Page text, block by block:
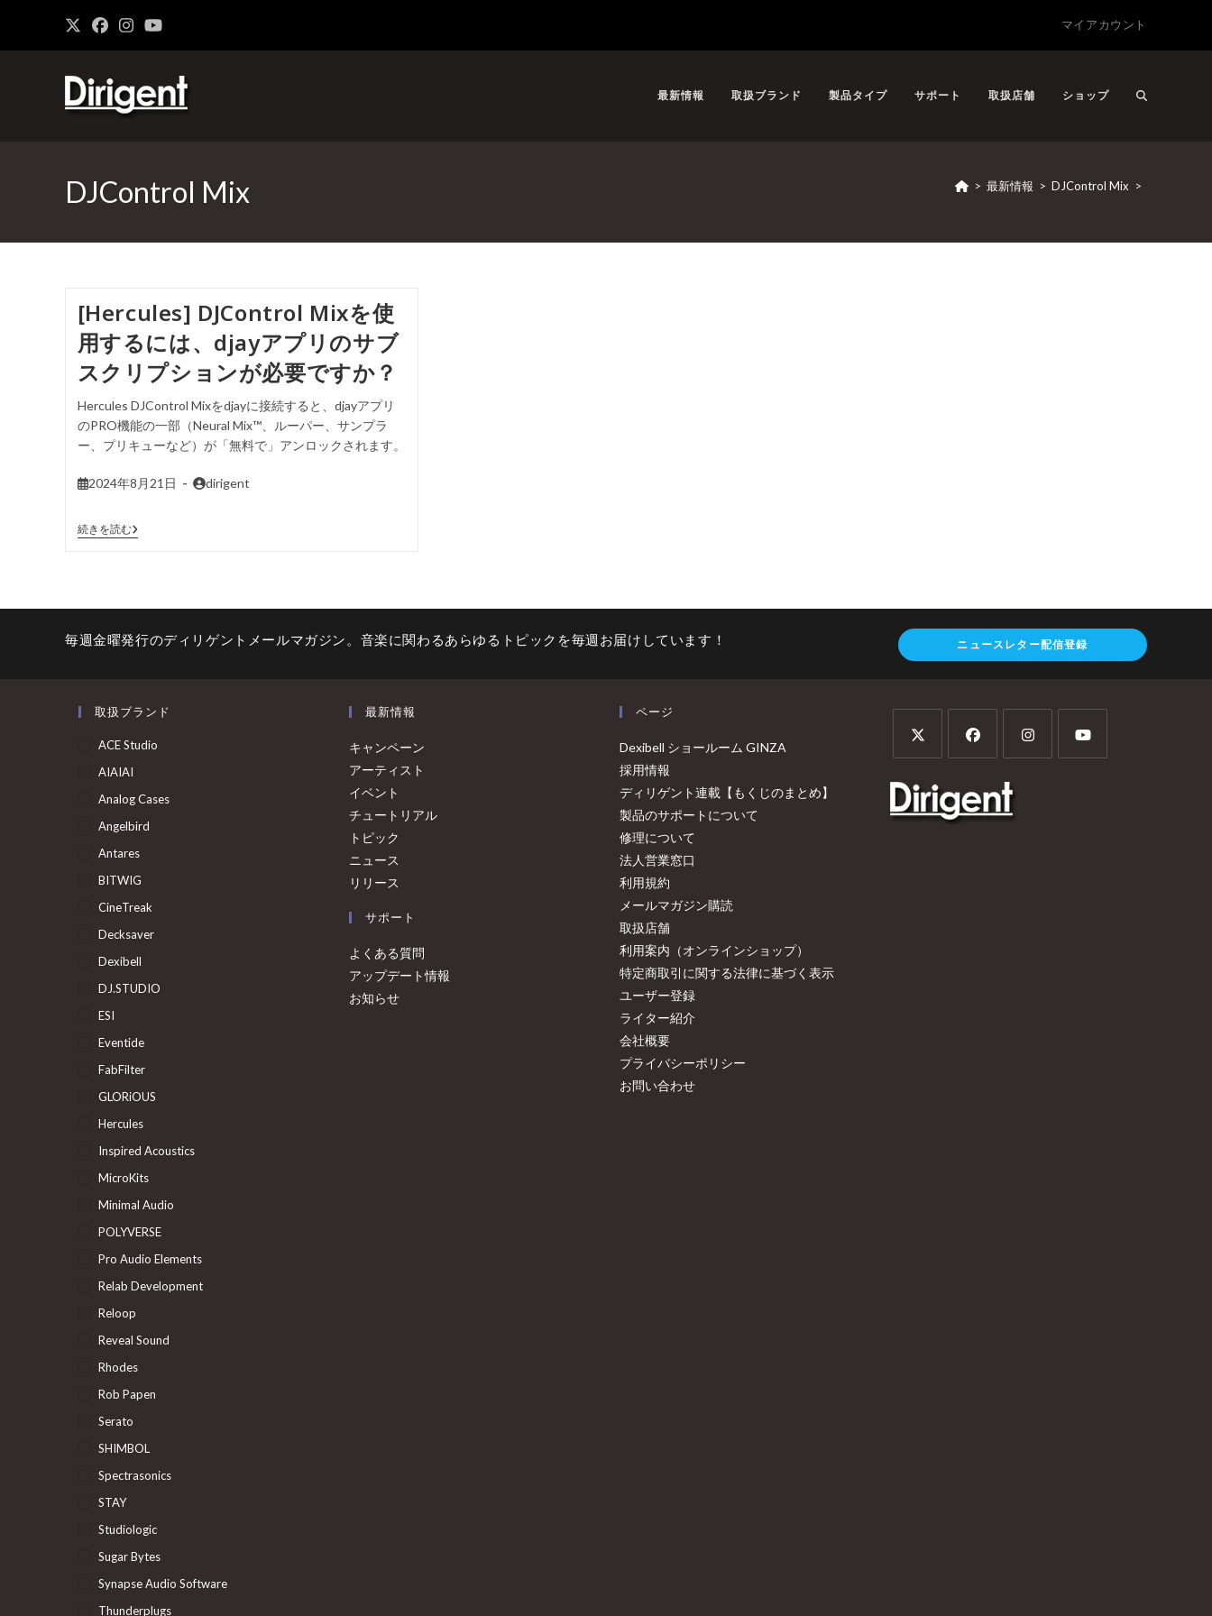
マイアカウント
最新情報 取扱ブランド 製品タイプ サポート 取扱店舗 ショップ
DJControl Mix > 最新情報 > DJControl Mix >
[Hercules] DJControl Mixを使
用するには、djayアプリのサブ
スクリプションが必要ですか？
Hercules DJControl Mixをdjayに接続すると、djayアプリ
のPRO機能の一部（Neural Mix™、ルーパー、サンプラ
ー、プリキューなど）が「無料で」アンロックされます。
2024年8月21日 dirigent
続きを読む
毎週金曜発行のディリゲントメールマガジン。音楽に関わるあらゆるトピックを毎週お届けしています！ ニュースレター配信登録
取扱ブランド
ACE Studio
AIAIAI
Analog Cases
Angelbird
Antares
BITWIG
CineTreak
Decksaver
Dexibell
DJ.STUDIO
ESI
Eventide
FabFilter
GLORiOUS
Hercules
Inspired Acoustics
MicroKits
Minimal Audio
POLYVERSE
Pro Audio Elements
Relab Development
Reloop
Reveal Sound
Rhodes
Rob Papen
Serato
SHIMBOL
Spectrasonics
STAY
Studiologic
Sugar Bytes
Synapse Audio Software
Thunderplugs
最新情報
キャンペーン
アーティスト
イベント
チュートリアル
トピック
ニュース
リリース
サポート
よくある質問
アップデート情報
お知らせ
ページ
Dexibell ショールーム GINZA
採用情報
ディリゲント連載【もくじのまとめ】
製品のサポートについて
修理について
法人営業窓口
利用規約
メールマガジン購読
取扱店舗
利用案内（オンラインショップ）
特定商取引に関する法律に基づく表示
ユーザー登録
ライター紹介
会社概要
プライバシーポリシー
お問い合わせ